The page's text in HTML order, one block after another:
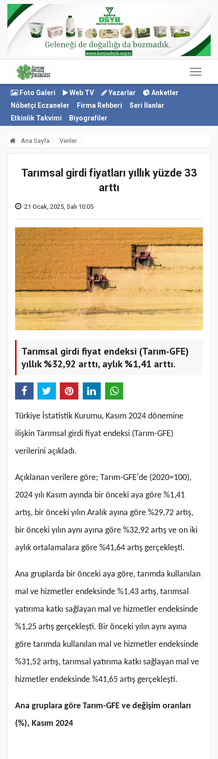
Foto Galeri Web TV Yazarlar
Anketler
Nöbetçi Eczaneler
Firma Rehberi
Seri İlanlar
Etkinlik Takvimi
Biyografiler
Ana Sayfa Veriler
Tarımsal girdi fiyatları yıllık yüzde 33
arttı
21 Ocak, 2025, Salı 10:05
Tarımsal girdi fiyat endeksi (Tarım-GFE)
yıllık %32,92 arttı, aylık %1,41 arttı.
Türkiye İstatistik Kurumu, Kasım 2024 dönemine
ilişkin Tarımsal girdi fiyat endeksi (Tarım-GFE)
verilerini açıkladı.
Açıklanan verilere göre; Tarım-GFE'de (2020=100),
2024 yılı Kasım ayında bir önceki aya göre %1,41
artış, bir önceki yılın Aralık ayına göre %29,72 artış,
bir önceki yılın aynı ayına göre %32,92 artış ve on iki
aylık ortalamalara göre %41,64 artış gerçekleşti.
Ana gruplarda bir önceki aya göre, tarımda kullanılan
mal ve hizmetler endeksinde %1,43 artış, tarımsal
yatırıma katkı sağlayan mal ve hizmetler endeksinde
%1,25 artış gerçekleşti. Bir önceki yılın aynı ayına
göre tarımda kullanılan mal ve hizmetler endeksinde
%31,52 artış, tarımsal yatırıma katkı sağlayan mal ve
hizmetler endeksinde %41,65 artış gerçekleşti.
Ana gruplara göre Tarım-GFE ve değişim oranları
(%), Kasım 2024